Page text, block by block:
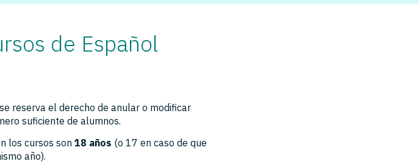
de Español
reserva el derecho de anular o modificar
suficiente de alumnos.
los cursos son18 años (o 17 en caso de que
año).